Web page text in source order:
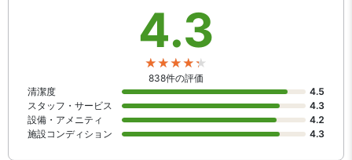
4.3
838件の評価
清潔度
4.5
スタッフ・サービス
4.3
設備・アメニティ
4.2
施設コンディション
4.3